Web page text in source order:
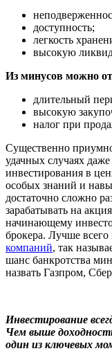
доступность;
легкость
высокую
Из минусов можно
длительный
высокую
налог при
Существенно
удачных случаях
инвестирования в
особых знаний и
достаточно сложно
зарабатывать на
начинающему
брокера. Лучше всего
компаний, так
шанс банкротства
назвать Газпром,
Инвестирование
Чем выше
один из ключевых